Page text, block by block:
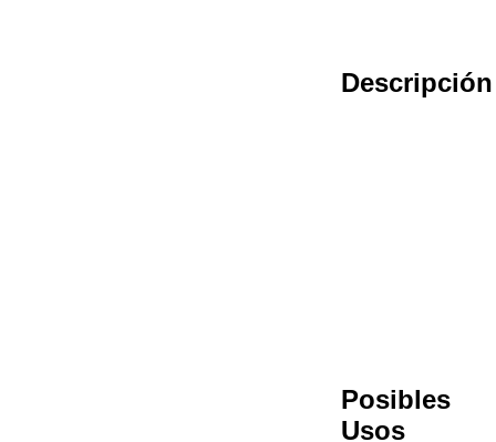
Descripción
Posibles
Usos